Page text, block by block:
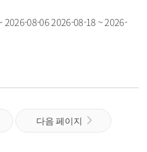
2026-08-062026-08-18 ~ 2026-
다음 페이지